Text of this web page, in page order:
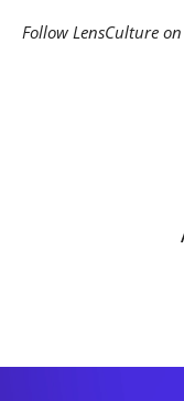
Follow LensCulture on